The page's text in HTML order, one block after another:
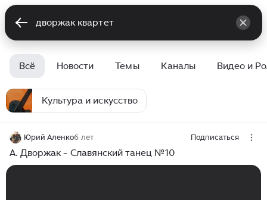
Всё Новости Темы Каналы Видео и
Культура и искусство
Юрий Аленко6 лет Подписаться
А. Дворжак - Славянский танец №10